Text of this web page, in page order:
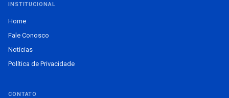
INSTITUCIONAL
Home
Fale Conosco
Notícias
Política de Privacidade
CONTATO